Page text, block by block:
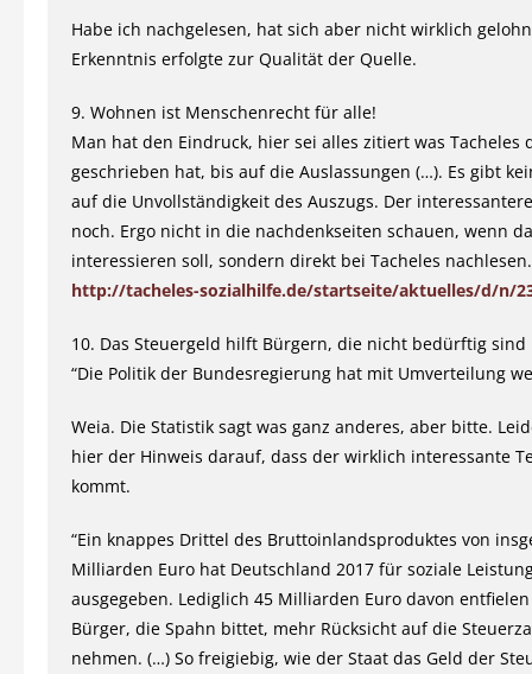
Habe ich nachgelesen, hat sich aber nicht wirklich
Erkenntnis erfolgte zur Qualität der Quelle.
9. Wohnen ist Menschenrecht für alle!
Man hat den Eindruck, hier sei alles zitiert was Tacheles
geschrieben hat, bis auf die Auslassungen (…). Es gibt
auf die Unvollständigkeit des Auszugs. Der
noch. Ergo nicht in die nachdenkseiten schauen, wenn
interessieren soll, sondern direkt bei Tacheles nachlesen.
http://tacheles-sozialhilfe.de/startseite/aktuelles/d/n/
10. Das Steuergeld hilft Bürgern, die nicht bedürftig sind
“Die Politik der Bundesregierung hat mit Umverteilung
Weia. Die Statistik sagt was ganz anderes, aber bitte.
hier der Hinweis darauf, dass der wirklich interessante
kommt.
“Ein knappes Drittel des Bruttoinlandsproduktes von
Milliarden Euro hat Deutschland 2017 für soziale
ausgegeben. Lediglich 45 Milliarden Euro davon
Bürger, die Spahn bittet, mehr Rücksicht auf die
nehmen. (…) So freigiebig, wie der Staat das Geld der